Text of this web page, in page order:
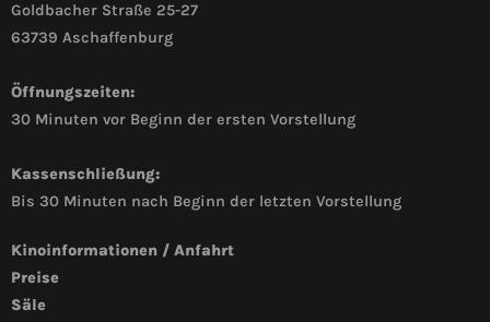
Goldbacher Straße 25-27
63739 Aschaffenburg
Öffnungszeiten:
30 Minuten vor Beginn der ersten Vorstellung
Kassenschließung:
Bis 30 Minuten nach Beginn der letzten Vorstellung
Kinoinformationen / Anfahrt
Preise
Säle